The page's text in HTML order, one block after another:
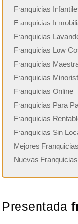
Franquicias
Franquicias
Franquicias
Franquicias Low
Franquicias
Franquicias
Franquicias Online
Franquicias Para
Franquicias
Franquicias Sin
Mejores Franquicias
Nuevas Franquicias
Presentada